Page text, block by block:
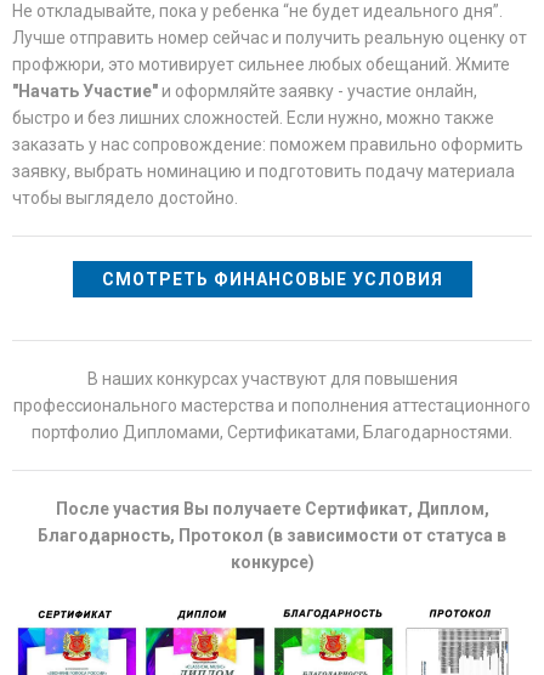
Не откладывайте, пока у ребенка “не будет идеального дня”.
Лучше отправить номер сейчас и получить реальную оценку от
профжюри, это мотивирует сильнее любых обещаний. Жмите
"Начать Участие"и оформляйте заявку - участие онлайн,
быстро и без лишних сложностей. Если нужно, можно также
заказать у нас сопровождение: поможем правильно оформить
заявку, выбрать номинацию и подготовить подачу материала
чтобы выглядело достойно.
СМОТРЕТЬ ФИНАНСОВЫЕ УСЛОВИЯ
В наших конкурсах участвуют для повышения
профессионального мастерства и пополнения аттестационного
портфолио Дипломами, Сертификатами, Благодарностями.
После участия Вы получаете Сертификат, Диплом,
Благодарность, Протокол (в зависимости от статуса в
конкурсе)